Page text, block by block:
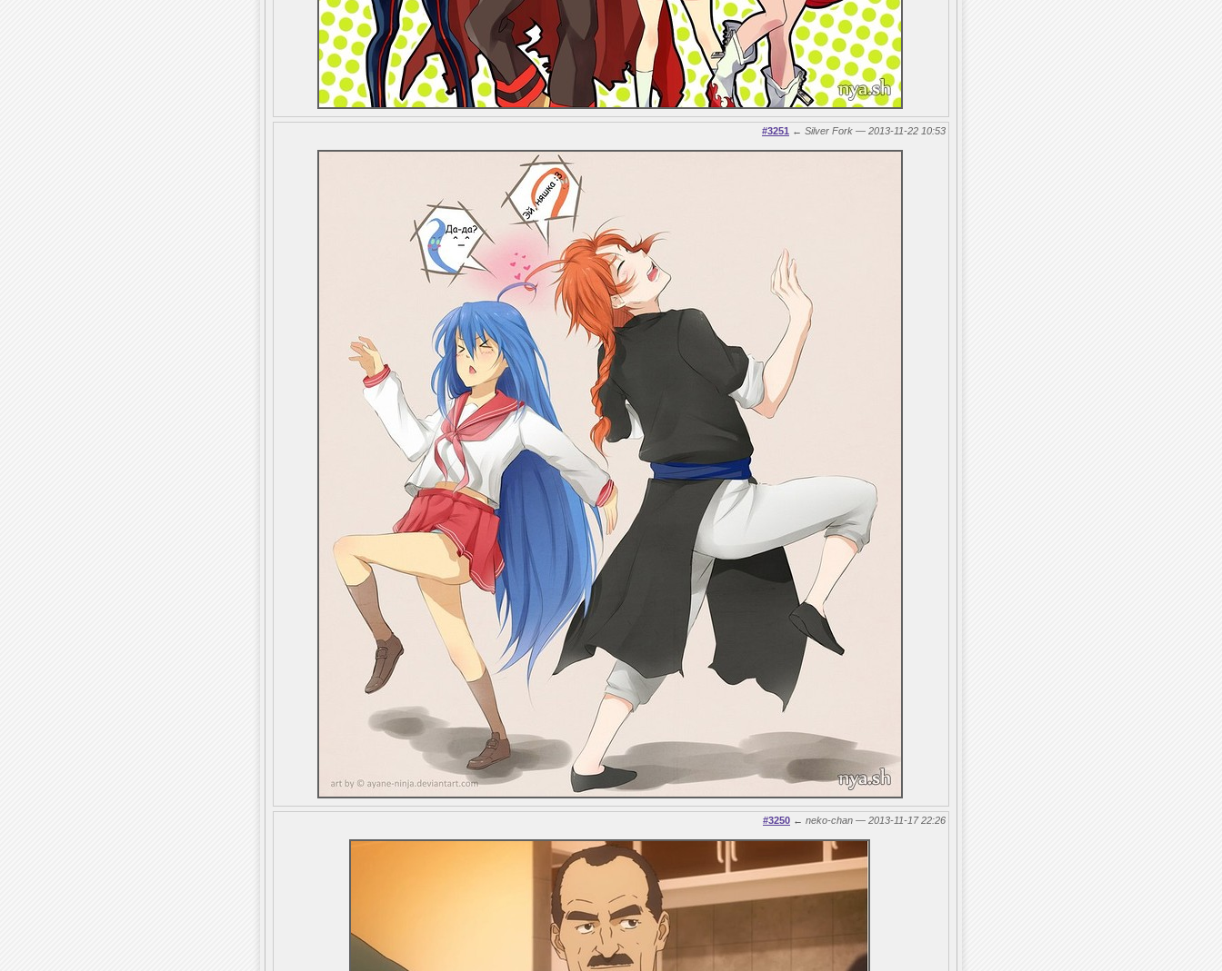
#3251 ← Silver Fork — 2013-11-22 10:53
#3250 ← neko-chan — 2013-11-17 22:26